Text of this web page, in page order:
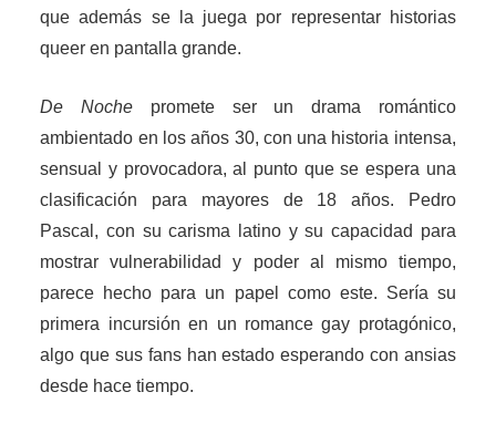
que además se la juega por representar historias
queer en pantalla grande.
De Nochepromete ser un drama romántico
ambientado en los años 30, con una historia intensa,
sensual y provocadora, al punto que se espera una
clasificación para mayores de 18 años. Pedro
Pascal, con su carisma latino y su capacidad para
mostrar vulnerabilidad y poder al mismo tiempo,
parece hecho para un papel como este. Sería su
primera incursión en un romance gay protagónico,
algo que sus fans han estado esperando con ansias
desde hace tiempo.